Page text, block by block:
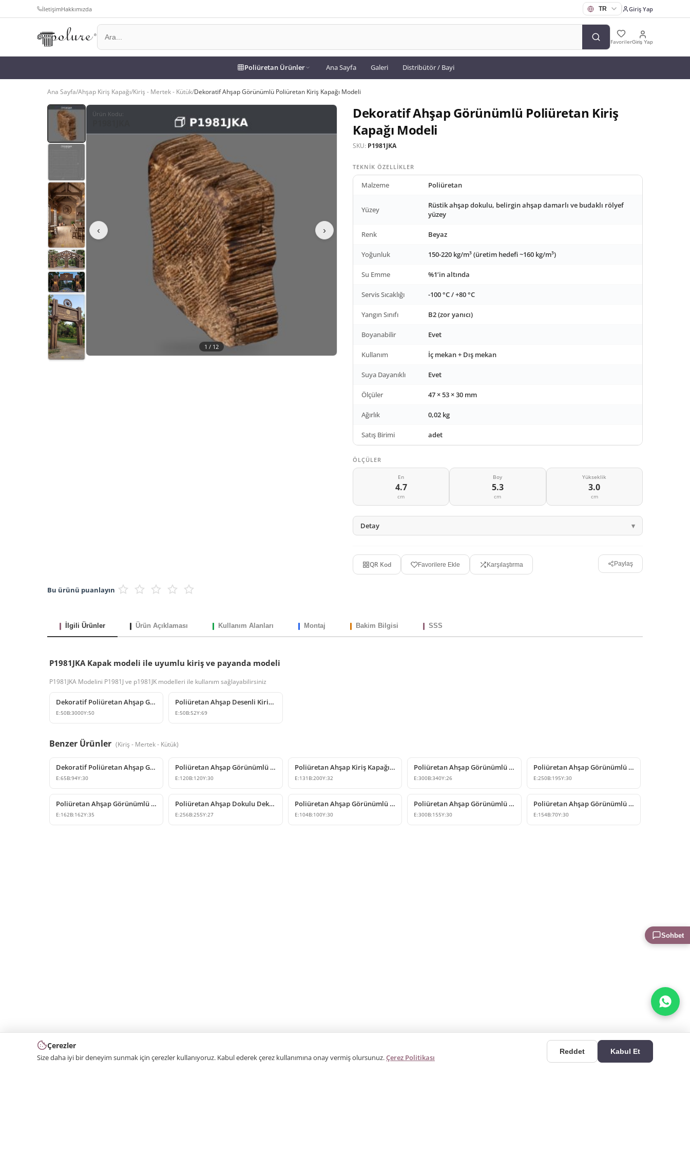
İletişimHakkımızda Giriş Yap
FavorilerGiriş Yap
Poliüretan Ürünler Ana Sayfa Galeri Distribütör / Bayi
Ana Sayfa/Ahşap Kiriş Kapağı/Kiriş - Mertek - Kütük/Dekoratif Ahşap Görünümlü Poliüretan Kiriş Kapağı Modeli
Ürün Kodu:
‹ ›
1 / 12
Dekoratif Ahşap Görünümlü Poliüretan Kiriş
Kapağı Modeli
SKU: P1981JKA
TEKNIK ÖZELLIKLER
Malzeme Poliüretan
Yüzey
Rüstik ahşap dokulu, belirgin ahşap damarlı ve budaklı rölyef
yüzey
Renk Beyaz
Yoğunluk 150-220 kg/m³ (üretim hedefi ~160 kg/m³)
Su Emme %1’in altında
Servis Sıcaklığı -100 °C / +80 °C
Yangın Sınıfı B2 (zor yanıcı)
Boyanabilir Evet
Kullanım İç mekan + Dış mekan
Suya Dayanıklı Evet
Ölçüler 47 × 53 × 30 mm
Ağırlık 0,02 kg
Satış Birimi adet
ÖLÇÜLER
En
4.7
cm
Boy
5.3
cm
Yükseklik
3.0
cm
Detay
QR Kod Favorilere Ekle Karşılaştırma Paylaş
Bu ürünü puanlayın
İlgili Ürünler Ürün Açıklaması Kullanım Alanları Montaj Bakim Bilgisi SSS
P1981JKA Kapak modeli ile uyumlu kiriş ve payanda modeli
P1981JKA Modelini P1981J ve p1981JK modelleri ile kullanım sağlayabilirsiniz
Dekoratif Poliüretan Ahşap Görünümlü Kiriş ve Kütük Modeli
E:50B:3000Y:50
Poliüretan Ahşap Desenli Kiriş Destek Payandası
E:50B:52Y:69
Benzer Ürünler (Kiriş - Mertek - Kütük)
Dekoratif Poliüretan Ahşap Görünümlü Kiriş Kapama Bloğu
E:65B:94Y:30
Poliüretan Ahşap Görünümlü Kiriş Kapağı Modelleri
E:120B:120Y:30
Poliüretan Ahşap Kiriş Kapağı ve Mertek Sonu Modelleri
E:131 B:200Y:32
Poliüretan Ahşap Görünümlü Dekoratif Kiriş Kapağı
E:300B:340Y:26
Poliüretan Ahşap Görünümlü Kiriş Kapağı Modelleri
E:250B:195Y:30
Poliüretan Ahşap Görünümlü Rustik Kiriş Kapağı Modeli
E:162B:162Y:35
Poliüretan Ahşap Dokulu Dekoratif Kiriş Kapağı Modeli
E:256B:255Y:27
Poliüretan Ahşap Görünümlü Kiriş Kapağı Modeli
E:104B:100Y:30
Poliüretan Ahşap Görünümlü Rustik Kiriş Kapağı Modeli
E:300B:155Y:30
Poliüretan Ahşap Görünümlü Dekoratif Mertek ve Kiriş Kapağı
E:154B:70Y:30
Çerezler
Size daha iyi bir deneyim sunmak için çerezler kullanıyoruz. Kabul ederek çerez kullanımına onay vermiş olursunuz.Çerez Politikası
Reddet Kabul Et
Sohbet